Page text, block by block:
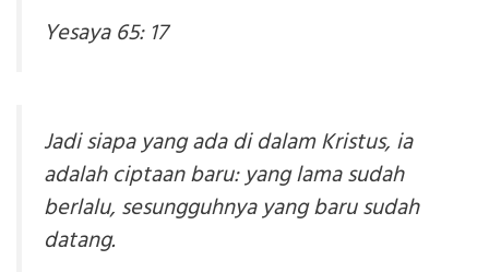
Yesaya 65: 17
Jadi siapa yang ada di dalam Kristus, ia
adalah ciptaan baru: yang lama sudah
berlalu, sesungguhnya yang baru sudah
datang.